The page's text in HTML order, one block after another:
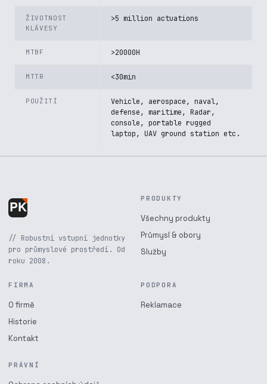
ŽIVOTNOST
KLÁVESY
>5 million actuations
MTBF >20000H
MTTR <30min
POUŽITÍ
Vehicle, aerospace, naval,
defense, maritime, Radar,
console, portable rugged
laptop, UAV ground station etc.
// Robustní vstupní jednotky
pro průmyslové prostředí. Od
roku 2008.
PRODUKTY
Všechny produkty
Průmysl & obory
Služby
FIRMA
O firmě
Historie
Kontakt
PODPORA
Reklamace
PRÁVNÍ